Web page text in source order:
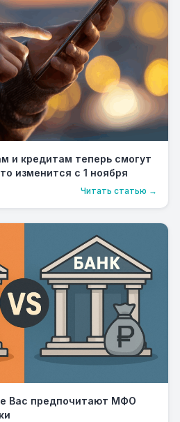
и кредитам теперь смогут
изменится с 1 ноября
Читать статью →
Вас предпочитают МФО